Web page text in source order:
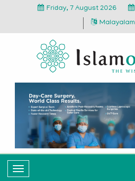
Friday, 7 August 2026
Malayalam
T